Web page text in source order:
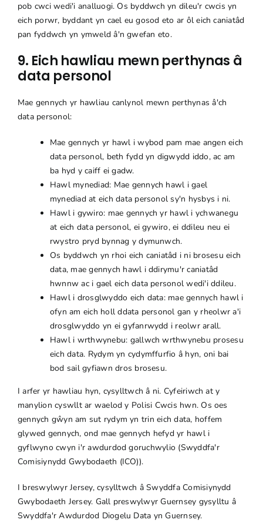
pob cwci wedi'i analluogi. Os byddwch yn dileu'r cwcis yn
eich porwr, byddant yn cael eu gosod eto ar ôl eich caniatâd
pan fyddwch yn ymweld â'n gwefan eto.
9. Eich hawliau mewn perthynas â
data personol
Mae gennych yr hawliau canlynol mewn perthynas â'ch
data personol:
Mae gennych yr hawl i wybod pam mae angen eich
data personol, beth fydd yn digwydd iddo, ac am
ba hyd y caiff ei gadw.
Hawl mynediad: Mae gennych hawl i gael
mynediad at eich data personol sy'n hysbys i ni.
Hawl i gywiro: mae gennych yr hawl i ychwanegu
at eich data personol, ei gywiro, ei ddileu neu ei
rwystro pryd bynnag y dymunwch.
Os byddwch yn rhoi eich caniatâd i ni brosesu eich
data, mae gennych hawl i ddirymu'r caniatâd
hwnnw ac i gael eich data personol wedi'i ddileu.
Hawl i drosglwyddo eich data: mae gennych hawl i
ofyn am eich holl ddata personol gan y rheolwr a'i
drosglwyddo yn ei gyfanrwydd i reolwr arall.
Hawl i wrthwynebu: gallwch wrthwynebu prosesu
eich data. Rydym yn cydymffurfio â hyn, oni bai
bod sail gyfiawn dros brosesu.
I arfer yr hawliau hyn, cysylltwch â ni. Cyfeiriwch at y
manylion cyswllt ar waelod y Polisi Cwcis hwn. Os oes
gennych gŵyn am sut rydym yn trin eich data, hoffem
glywed gennych, ond mae gennych hefyd yr hawl i
gyflwyno cwyn i'r awdurdod goruchwylio (Swyddfa'r
Comisiynydd Gwybodaeth (ICO)).
I breswylwyr Jersey, cysylltwch â Swyddfa Comisiynydd
Gwybodaeth Jersey. Gall preswylwyr Guernsey gysylltu â
Swyddfa'r Awdurdod Diogelu Data yn Guernsey.